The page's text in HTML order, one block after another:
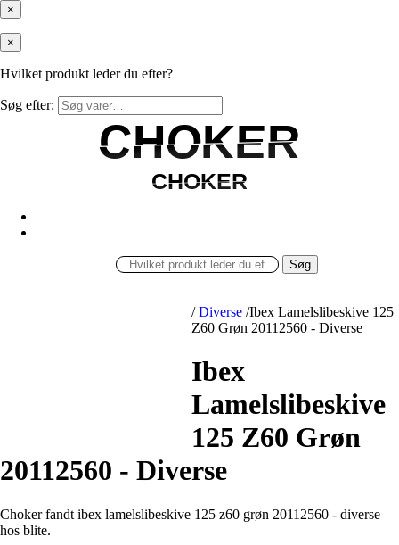
×
×
Hvilket produkt leder du efter?
Søg efter:
CHOKER
CHOKER
CHOKER
CHOKER
Søg
/ Diverse /Ibex Lamelslibeskive 125
Z60 Grøn 20112560 - Diverse
Ibex
Lamelslibeskive
125 Z60 Grøn
20112560 - Diverse
Choker fandt ibex lamelslibeskive 125 z60 grøn 20112560 - diverse
hos blite.